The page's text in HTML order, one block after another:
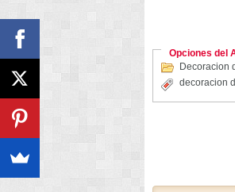
Opciones del
Decoracion
decoracion